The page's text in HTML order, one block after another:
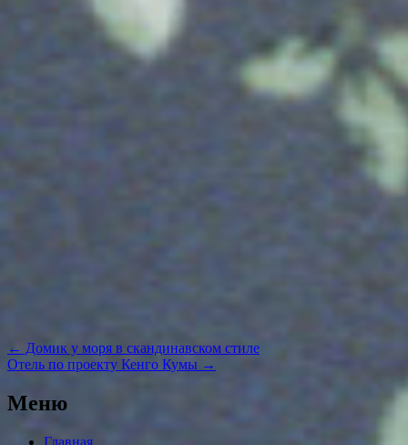
Навигация
по
← Домик у моря в скандинавском стиле
Отель по проекту Кенго Кумы →
Меню
Главная